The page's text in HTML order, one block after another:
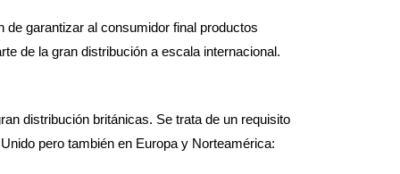
garantizar al consumidor final productos
de la gran distribución a escala internacional.
distribución británicas. Se trata de un requisito
pero también en Europa y Norteamérica: